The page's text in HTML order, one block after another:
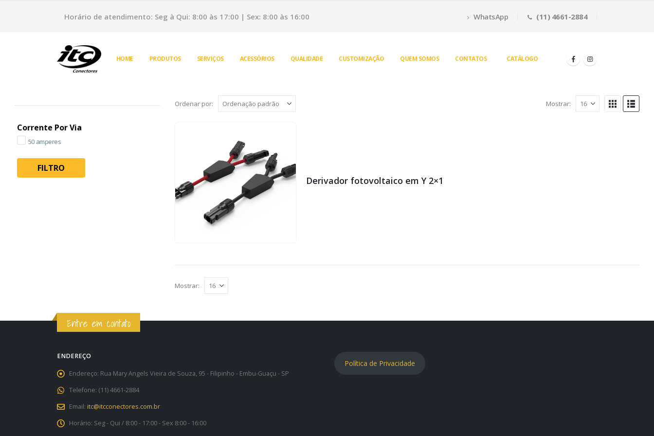
Horário de atendimento: Seg à Qui: 8:00 às 17:00 | Sex: 8:00 às 16:00 WhatsApp (11) 4661-2884
HOME PRODUTOS SERVIÇOS ACESSÓRIOS QUALIDADE CUSTOMIZAÇÃO QUEM SOMOS CONTATOS CATÁLOGO
Ordenar por: Mostrar:
Derivador fotovoltaico em Y 2×1
Mostrar:
Corrente Por Via
50 amperes
FILTRO
Entre em contato
ENDEREÇO
Endereço: Rua Mary Angels Vieira de Souza, 95 - Filipinho - Embu-Guaçu - SP
Telefone: (11) 4661-2884
Email: itc@itcconectores.com.br
Horário: Seg - Qui / 8:00 - 17:00 - Sex 8:00 - 16:00
Política de Privacidade